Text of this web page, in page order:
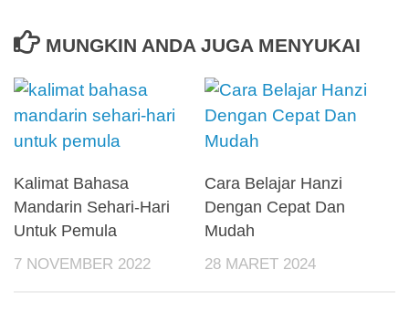
MUNGKIN ANDA JUGA MENYUKAI
Kalimat Bahasa
Mandarin Sehari-Hari
Untuk Pemula
7 NOVEMBER 2022
Cara Belajar Hanzi
Dengan Cepat Dan
Mudah
28 MARET 2024